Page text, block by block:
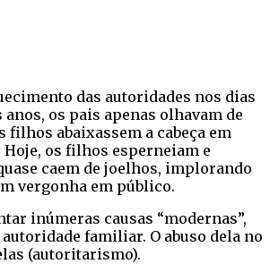
das autoridades nos dias
anos, os pais apenas olhavam de
filhos abaixassem a cabeça em
os filhos esperneiam e
caem de joelhos, implorando
vergonha em público.
inúmeras causas “modernas”,
familiar. O abuso dela no
(autoritarismo).